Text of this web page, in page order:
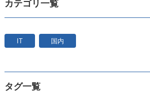
カテゴリ一覧
IT 国内
タグ一覧